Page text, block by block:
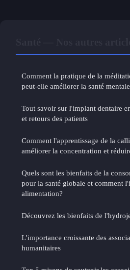
Comment la pratique de la
peut-elle améliorer la santé
Tout savoir sur l'implant dentaire
et retours des patients
Comment l'apprentissage de la
améliorer la concentration et
Quels sont les bienfaits de la
pour la santé globale et comment
alimentation?
Découvrez les bienfaits de
L'importance croissante des
humanitaires